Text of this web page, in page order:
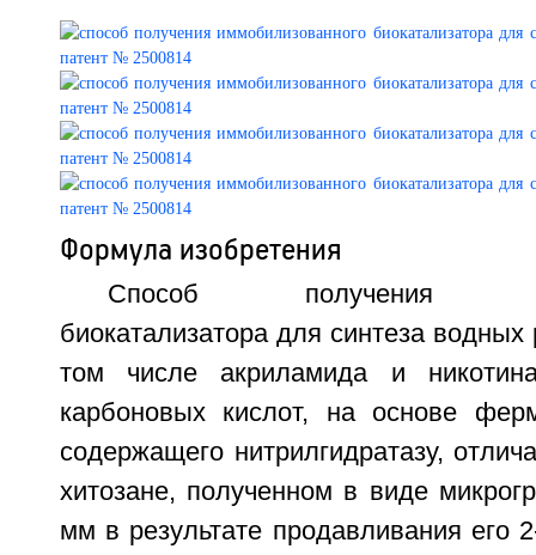
Формула изобретения
Способ получения
биокатализатора для синтеза
том числе акриламида и
карбоновых кислот, на основе
содержащего нитрилгидратазу,
хитозане, полученном в виде
мм в результате продавливания его